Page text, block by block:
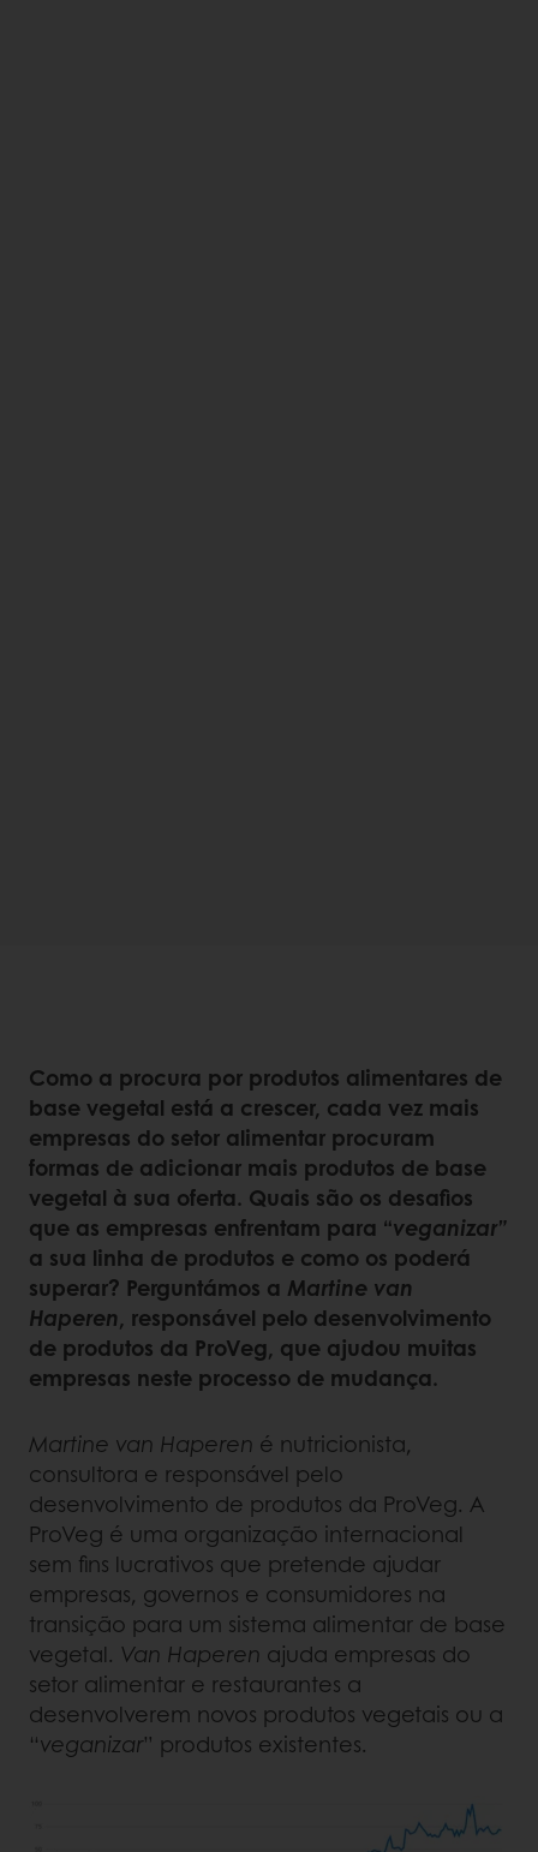
Como a procura por produtos alimentares de
base vegetal está a crescer, cada vez mais
empresas do setor alimentar procuram
formas de adicionar mais produtos de base
vegetal à sua oferta. Quais são os desafios
que as empresas enfrentam para “veganizar”
a sua linha de produtos e como os poderá
superar? Perguntámos a Martine van
Haperen, responsável pelo desenvolvimento
de produtos da ProVeg, que ajudou muitas
empresas neste processo de mudança.
Martine van Haperen é nutricionista,
consultora e responsável pelo
desenvolvimento de produtos da ProVeg. A
ProVeg é uma organização internacional
sem fins lucrativos que pretende ajudar
empresas, governos e consumidores na
transição para um sistema alimentar de base
vegetal. Van Haperen ajuda empresas do
setor alimentar e restaurantes a
desenvolverem novos produtos vegetais ou a
“veganizar” produtos existentes.